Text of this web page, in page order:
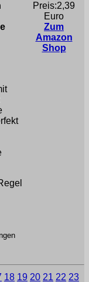
Preis:2,39
Euro
Zum
Amazon
Shop
18 19 20 21 22 23